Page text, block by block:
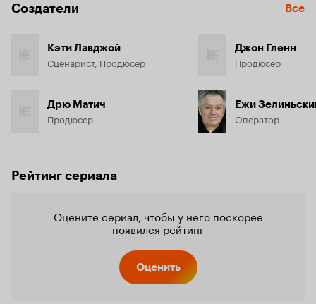
Создатели Все
Кэти Лавджой
Сценарист, Продюсер
Дрю Матич
Продюсер
Джон Гленн
Продюсер
Ежи
Оператор
Рейтинг сериала
Оцените сериал, чтобы у него поскорее
появился рейтинг
Оценить